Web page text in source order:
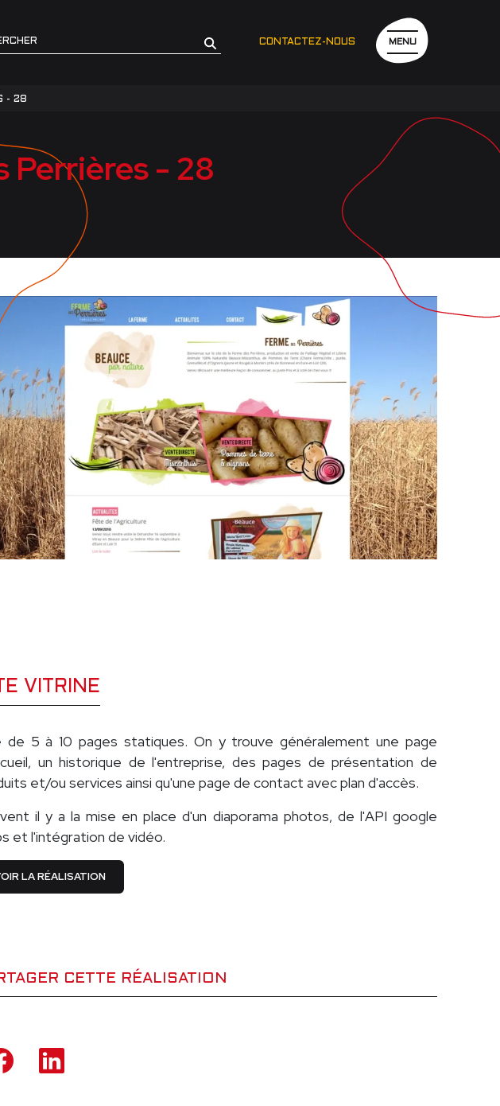
CONTACTEZ-NOUS MENU
- 28
Perrières - 28
VITRINE
de 5 à 10 pages statiques. On y trouve généralement une page
un historique de l'entreprise, des pages de présentation de
et/ou services ainsi qu'une page de contact avec plan d'accès.
il y a la mise en place d'un diaporama photos, de l'API google
et l'intégration de vidéo.
LA RÉALISATION
CETTE RÉALISATION